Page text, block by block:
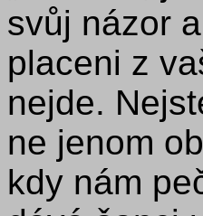
svůj názor
placeni z
nejde.
ne jenom
kdy nám